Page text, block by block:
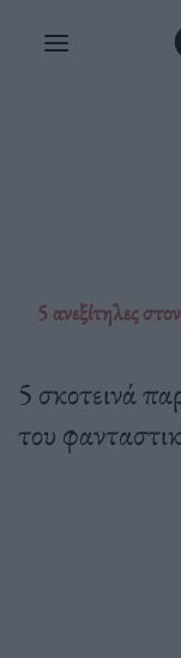
5 ανεξίτηλες
5 σκοτεινά
του